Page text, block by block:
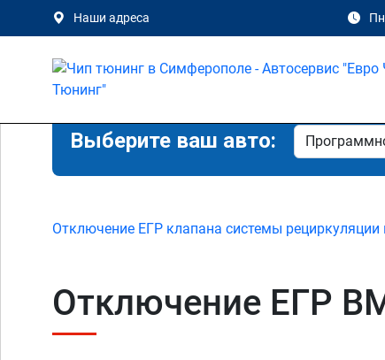
Наши адреса
Выберите ваш авто:
Отключение ЕГР клапана системы
Отключение ЕГР